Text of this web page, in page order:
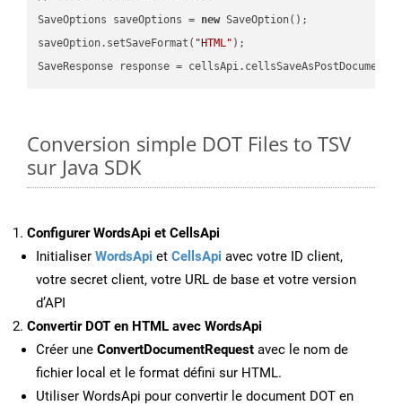
SaveOptions saveOptions = new SaveOption();
saveOption.setSaveFormat( "HTML" );
SaveResponse response =
Conversion simple DOT Files to TSV
sur Java SDK
Configurer WordsApi et CellsApi
Initialiser WordsApi et CellsApi avec votre ID client,
votre secret client, votre URL de base et votre version
d’API
Convertir DOT en HTML avec WordsApi
Créer une ConvertDocumentRequest avec le nom de
fichier local et le format défini sur HTML.
Utiliser WordsApi pour convertir le document DOT en